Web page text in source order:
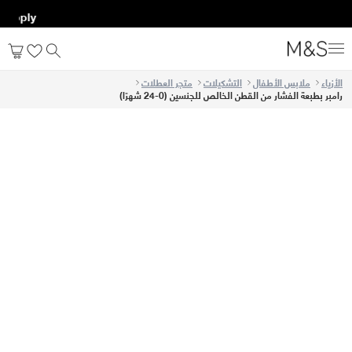
الأزياء ملابس الأطفال التشكيلات متجر العطلات
رامبر بطبعة الفشار من القطن الخالص للجنسين (0-24 شهرًا)